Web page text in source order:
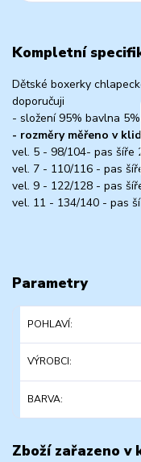
Kompletní
Dětské boxerky
doporučuji
- složení 95% bavlna
- rozměry měřeno v
vel. 5 - 98/104- pas šíře
vel. 7 - 110/116 - pas
vel. 9 - 122/128 - pas
vel. 11 - 134/140 - pas
Parametry
POHLAVÍ
VÝROBCI
BARVA
Zboží zařazeno v